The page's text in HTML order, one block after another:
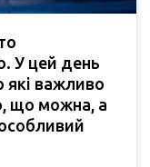
У цей день
які важливо
що можна, а